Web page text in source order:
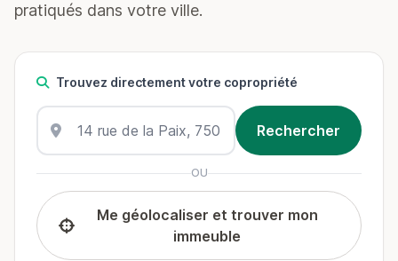
pratiqués dans votre ville.
Trouvez directement votre copropriété
OU
Me géolocaliser et trouver mon
immeuble